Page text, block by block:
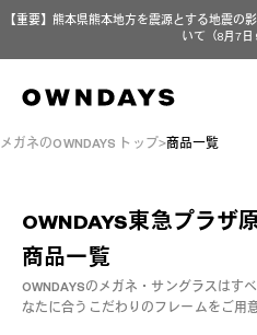
【重要】熊本県熊本地方を震源とする地震の
いて（8月7日
メガネのOWNDAYS トップ 商品一覧
OWNDAYS東急プラザ
商品一覧
OWNDAYSのメガネ・サングラスはす
なたに合うこだわりのフレームをご用